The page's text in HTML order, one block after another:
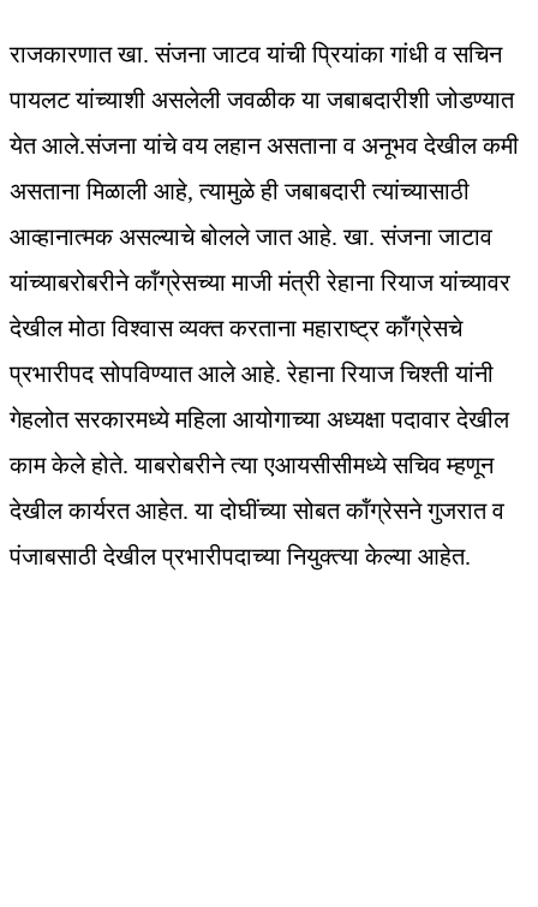
राजकारणात खा. संजना जाटव यांची प्रियांका गांधी व सचिन
पायलट यांच्याशी असलेली जवळीक या जबाबदारीशी जोडण्यात
येत आले.संजना यांचे वय लहान असताना व अनूभव देखील कमी
असताना मिळाली आहे, त्यामुळे ही जबाबदारी त्यांच्यासाठी
आव्हानात्मक असल्याचे बोलले जात आहे. खा. संजना जाटाव
यांच्याबरोबरीने कॉंग्रेसच्या माजी मंत्री रेहाना रियाज यांच्यावर
देखील मोठा विश्वास व्यक्त करताना महाराष्ट्र कॉंग्रेसचे
प्रभारीपद सोपविण्यात आले आहे. रेहाना रियाज चिश्ती यांनी
गेहलोत सरकारमध्ये महिला आयोगाच्या अध्यक्षा पदावार देखील
काम केले होते. याबरोबरीने त्या एआयसीसीमध्ये सचिव म्हणून
देखील कार्यरत आहेत. या दोघींच्या सोबत कॉंग्रेसने गुजरात व
पंजाबसाठी देखील प्रभारीपदाच्या नियुक्त्या केल्या आहेत.